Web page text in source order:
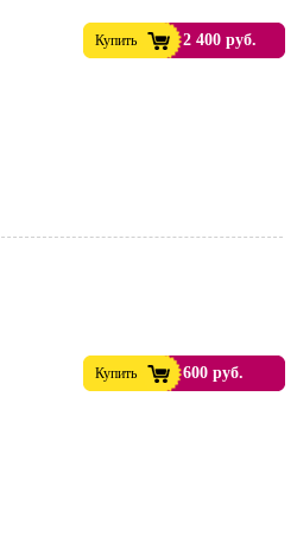
Купить 2 400 руб.
Купить 600 руб.